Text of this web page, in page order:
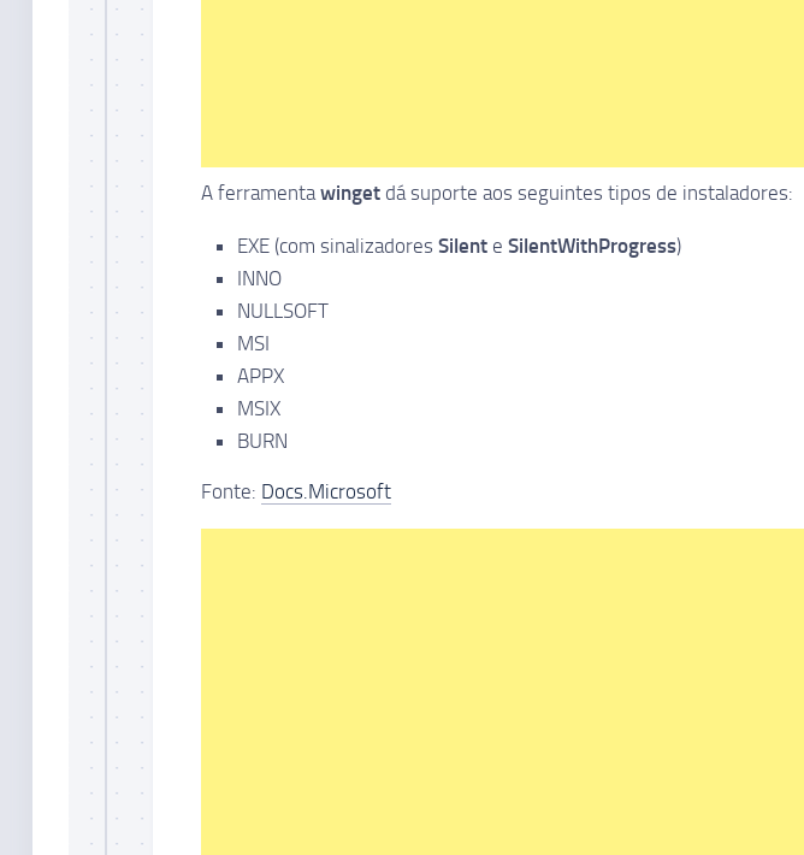
A ferramenta winget dá suporte aos seguintes tipos de instaladores:
EXE (com sinalizadores Silent e SilentWithProgress)
INNO
NULLSOFT
MSI
APPX
MSIX
BURN
Fonte: Docs.Microsoft